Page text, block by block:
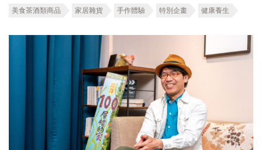
美食茶酒類商品 家居雜貨 手作體驗 特別企畫 健康養生